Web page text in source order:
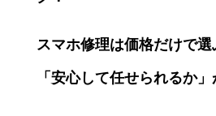
スマホ修理は価格だけで選
「安心して任せられるか」